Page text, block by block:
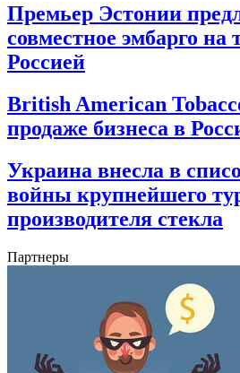
Премьер Эстонии
совместное эмбарго на
Россией
British American
продаже бизнеса в
Украина внесла в
войны крупнейшего
производителя стекла
Партнеры